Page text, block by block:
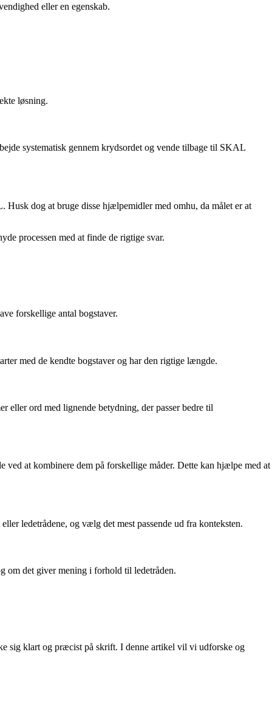
eller en egenskab.
løsning.
systematisk gennem krydsordet og vende tilbage til SKAL
dog at bruge disse hjælpemidler med omhu, da målet er at
processen med at finde de rigtige svar.
forskellige antal bogstaver.
med de kendte bogstaver og har den rigtige længde.
eller ord med lignende betydning, der passer bedre til
ved at kombinere dem på forskellige måder. Dette kan hjælpe med at
ledetrådene, og vælg det mest passende ud fra konteksten.
om det giver mening i forhold til ledetråden.
sig klart og præcist på skrift. I denne artikel vil vi udforske og